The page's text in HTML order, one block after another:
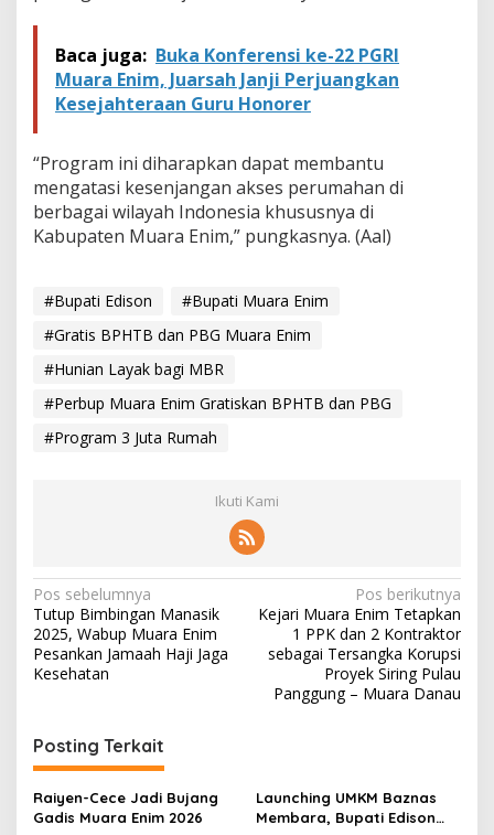
Baca juga: Buka Konferensi ke-22 PGRI
Muara Enim, Juarsah Janji Perjuangkan
Kesejahteraan Guru Honorer
“Program ini diharapkan dapat membantu
mengatasi kesenjangan akses perumahan di
berbagai wilayah Indonesia khususnya di
Kabupaten Muara Enim,” pungkasnya. (Aal)
#Bupati Edison
#Bupati Muara Enim
#Gratis BPHTB dan PBG Muara Enim
#Hunian Layak bagi MBR
#Perbup Muara Enim Gratiskan BPHTB dan PBG
#Program 3 Juta Rumah
Ikuti Kami
N
a
v
i
a
s
i
Pos sebelumnya
Tutup Bimbingan Manasik
2025, Wabup Muara Enim
Pesankan Jamaah Haji Jaga
Kesehatan
Pos berikutnya
Kejari Muara Enim Tetapkan
1 PPK dan 2 Kontraktor
sebagai Tersangka Korupsi
Proyek Siring Pulau
Panggung – Muara Danau
Posting Terkait
Raiyen-Cece Jadi Bujang
Gadis Muara Enim 2026
Launching UMKM Baznas
Membara, Bupati Edison